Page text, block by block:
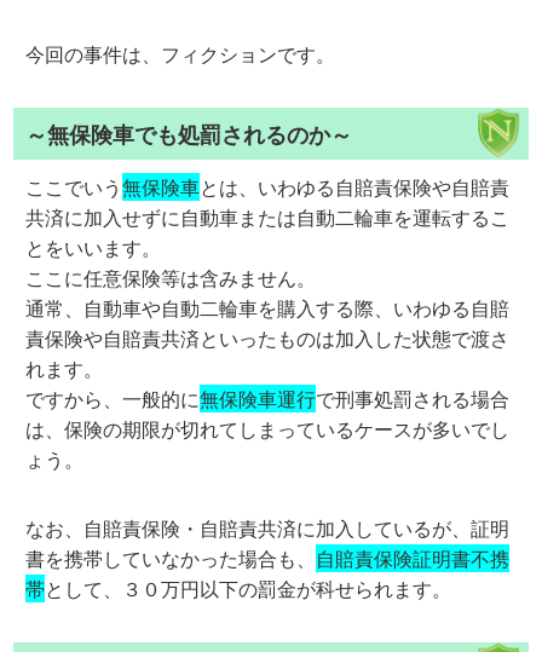
今回の事件は、フィクションです。
～無保険車でも処罰されるのか～
ここでいう無保険車とは、いわゆる自賠責保険や自賠責
共済に加入せずに自動車または自動二輪車を運転するこ
とをいいます。
ここに任意保険等は含みません。
通常、自動車や自動二輪車を購入する際、いわゆる自賠
責保険や自賠責共済といったものは加入した状態で渡さ
れます。
ですから、一般的に無保険車運行で刑事処罰される場合
は、保険の期限が切れてしまっているケースが多いでし
ょう。
なお、自賠責保険・自賠責共済に加入しているが、証明
書を携帯していなかった場合も、 自賠責保険証明書不携
帯として、３０万円以下の罰金が科せられます。